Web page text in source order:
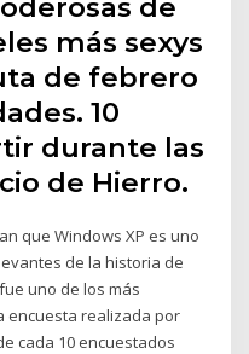
de
más sexys
de febrero
10
durante las
de Hierro.
que Windows XP es uno
de la historia de
uno de los más
encuesta realizada por
cada 10 encuestados